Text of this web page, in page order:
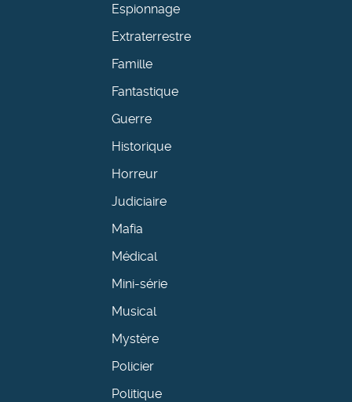
Espionnage
Extraterrestre
Famille
Fantastique
Guerre
Historique
Horreur
Judiciaire
Mafia
Médical
Mini-série
Musical
Mystère
Policier
Politique